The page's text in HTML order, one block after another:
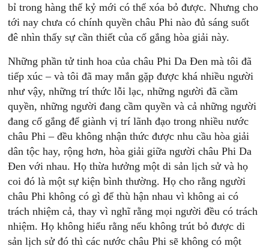
bỉ trong hàng thế kỷ mới có thể xóa bỏ được. Nhưng cho
tới nay chưa có chính quyền châu Phi nào đủ sáng suốt
đê nhìn thấy sự cần thiết của cố gắng hòa giải này.
Những phần tử tinh hoa của châu Phi Da Đen mà tôi đã
tiếp xúc – và tôi đã may mắn gặp được khá nhiều người
như vậy, những trí thức lỗi lạc, những người đã cầm
quyền, những người đang cầm quyền và cả những người
đang cố gắng để giành vị trí lãnh đạo trong nhiều nước
châu Phi – đều không nhận thức được nhu cầu hòa giải
dân tộc hay, rộng hơn, hòa giải giữa người châu Phi Da
Đen với nhau. Họ thừa hưởng một di sản lịch sử và họ
coi đó là một sự kiện bình thường. Họ cho rằng người
châu Phi không có gì để thù hận nhau vì không ai có
trách nhiệm cả, thay vì nghĩ rằng mọi người đều có trách
nhiệm. Họ không hiểu rằng nếu không trút bỏ được di
sản lịch sử đó thì các nước châu Phi sẽ không có một